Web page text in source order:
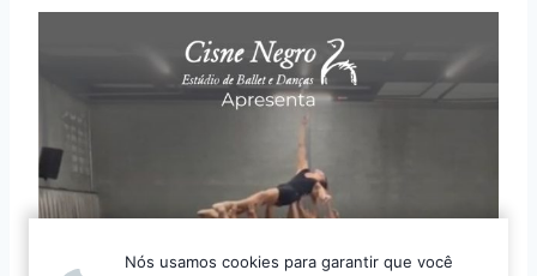
Nós usamos cookies para garantir que você